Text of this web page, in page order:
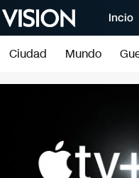
Incio
Ciudad Mundo